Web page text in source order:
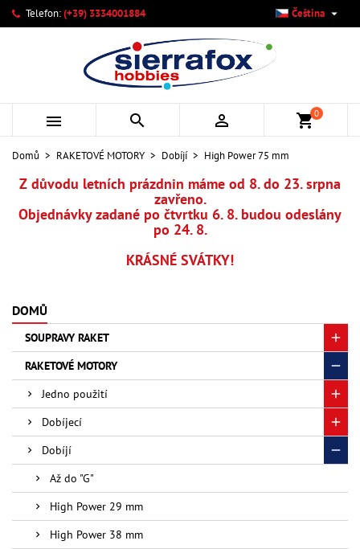
Telefon:(+39) 3334001884 Čeština 
   shopping_cart0
Domů RAKETOVÉ MOTORY Dobíjí High Power 75 mm
Z důvodu letních prázdnin máme od 8. do 23. srpna
zavřeno.
Objednávky zadané po čtvrtku 6. 8. budou odeslány
po 24. 8.
KRÁSNÉ SVÁTKY!
DOMŮ
SOUPRAVY RAKET
RAKETOVÉ MOTORY
Jedno použití
Dobíjecí
Dobíjí
Až do "G"
High Power 29 mm
High Power 38 mm
Můj seznam přání ×
Vytvořit nový seznam
((modalTitle)) ×
((confirmMessage))
((cancelText)) ((modalDeleteText))
Vytvořit seznam přání ×
Název seznamu přání
Zrušit Vytvořit seznam přání
Přihlásit se ×
Musíte být přihlášen, abyste si mohli výrobky uložit do
svého seznamu přání.
Zrušit Přihlásit se